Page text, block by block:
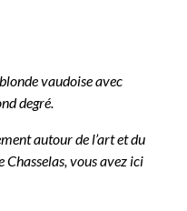
vaudoise avec
degré.
autour de l’art et du
Chasselas, vous avez ici